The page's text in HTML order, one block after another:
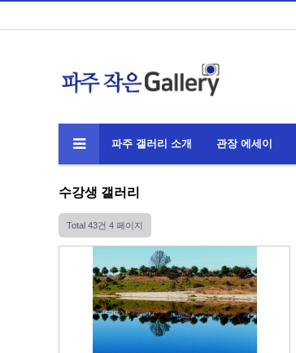
파주 갤러리 소개 관장 에세이
수강생 갤러리
Total 43건 4 페이지